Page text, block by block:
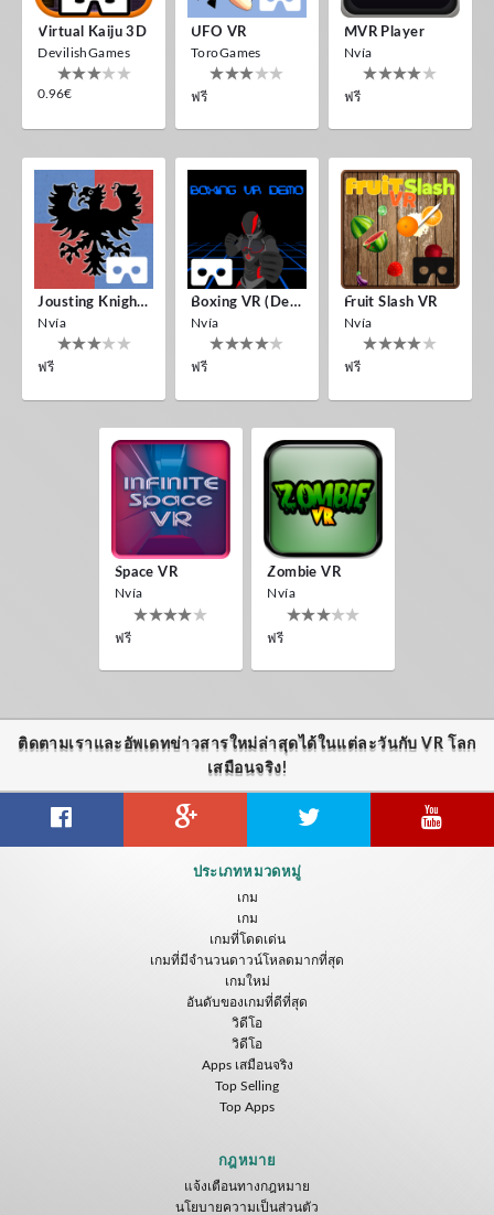
Virtual Kaiju 3D
DevilishGames
0.96€
UFO VR
ToroGames
ฟรี
MVR Player
Nvía
ฟรี
Jousting Knights VR
Nvía
ฟรี
Boxing VR (Demo)
Nvía
ฟรี
Fruit Slash VR
Nvía
ฟรี
Space VR
Nvía
ฟรี
Zombie VR
Nvía
ฟรี
ติดตามเราและอัพเดทข่าวสารใหม่ล่าสุดได้ในแต่ละวันกับ VR โลก
เสมือนจริง!
ประเภทหมวดหมู่
เกม
เกม
เกมที่โดดเด่น
เกมที่มีจำนวนดาวน์โหลดมากที่สุด
เกมใหม่
อันดับของเกมที่ดีที่สุด
วิดีโอ
วิดีโอ
Apps เสมือนจริง
Top Selling
Top Apps
กฎหมาย
แจ้งเตือนทางกฎหมาย
นโยบายความเป็นส่วนตัว